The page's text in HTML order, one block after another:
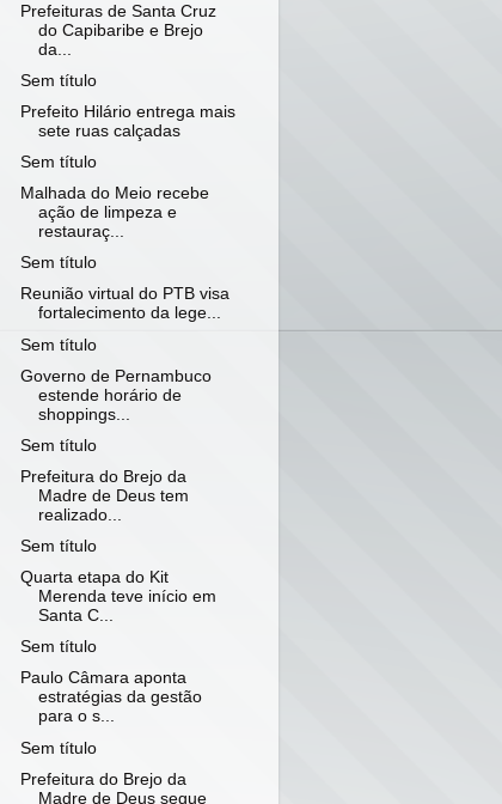
Prefeituras de Santa Cruz
do Capibaribe e Brejo
da...
Sem título
Prefeito Hilário entrega mais
sete ruas calçadas
Sem título
Malhada do Meio recebe
ação de limpeza e
restauraç...
Sem título
Reunião virtual do PTB visa
fortalecimento da lege...
Sem título
Governo de Pernambuco
estende horário de
shoppings...
Sem título
Prefeitura do Brejo da
Madre de Deus tem
realizado...
Sem título
Quarta etapa do Kit
Merenda teve início em
Santa C...
Sem título
Paulo Câmara aponta
estratégias da gestão
para o s...
Sem título
Prefeitura do Brejo da
Madre de Deus segue